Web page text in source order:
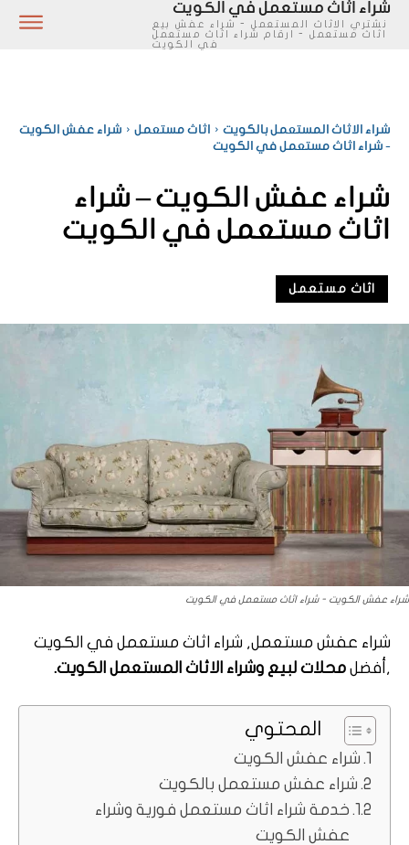
شراء اثاث مستعمل في الكويت
نشتري الاثاث المستعمل - شراء عفش بيع
اثاث مستعمل - ارقام شراء اثاث مستعمل
في الكويت
شراء الاثاث المستعمل بالكويت اثاث مستعمل
شراء عفش الكويت
- شراء اثاث مستعمل في الكويت
شراء عفش الكويت – شراء
اثاث مستعمل في الكويت
اثاث مستعمل
شراء عفش الكويت - شراء اثاث مستعمل في الكويت
شراء عفش مستعمل, شراء اثاث مستعمل في الكويت
,أفضل محلات لبيع وشراء الاثاث المستعمل الكويت.
المحتوي
شراء عفش الكويت
شراء عفش مستعمل بالكويت
خدمة شراء اثاث مستعمل فورية وشراء
عفش الكويت